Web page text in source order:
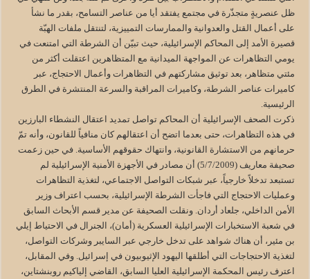
ظل عنصريةٍ متجذّرة في مجتمع يفتقد أيا من عناصر التسامح، بقدر ما نشأ
على أعمال القتل والعدوانية والممارسات التمييزية، لتنتقل ملفات الهبّة
قصيرة الأمد إلى المحاكم الإسرائيلية، حيث تبيّن أن الشرطة التي امتنعت في
يومي التظاهرات عن المواجهة الميدانية مع المتظاهرين اعتقلت أكثر من
مئتي متظاهر، بعد توثيق مشاركتهم في التظاهرات وأعمال الاحتجاج، عبر
كاميرات عناصر الشرطة، وكاميرات المراقبة والسرعة المنتشرة في الطرق
الرئيسية.
ذكرت الصحف الإسرائيلية أن المحاكم تواصل تمديد اعتقال النشطاء البارزين
في هذه التظاهرات، حتى بعدما اتضح أن اعتقالهم كان منافياً للقانون، وأنه تمّ
حرمانهم من الاستشارة القانونية، وانتهاك حقوقهم الأساسية. في حين زعمت
صحيفة معاريف (5/7/2009) أن مصادر في الأجهزة الأمنية الإسرائيلية لم
تستبعد تدخلاً خارجياً، عبر شبكات التواصل الاجتماعي، لتغذية التظاهرات
وعمليات الاحتجاج التي فاجأت الشرطة الإسرائيلية، بحسب اعتراف وزير
الأمن الداخلي، جلعاد أردان. ونقلت الصحيفة عن مدير قسم الأبحاث السابق
في شعبة الاستخبارات الإسرائيلية العسكرية (أمان)، الجنرال في الاحتياط إيلي
بن مئير، أن هناك شواهد على تدخل خارجي عبر السايبر وشركات التواصل،
لتغذية الاحتجاجات التي أطلقها اليهود الإثيوبيون في إسرائيل. وفي المقابل،
اعترف رئيس المحكمة الإسرائيلية العليا السابق، القاضي إلياكيم روبنشتاين،